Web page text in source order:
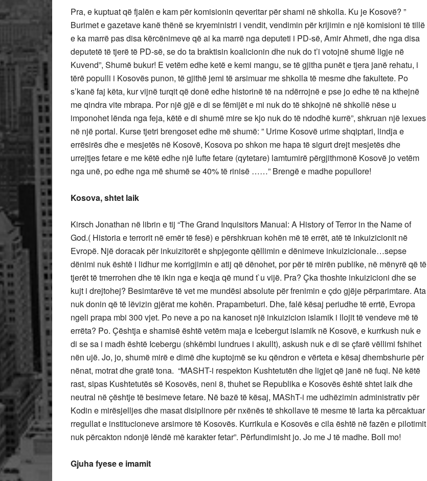
Pra, e kuptuat që fjalën e kam për komisionin qeveritar për shami në shkolla. Ku je Kosovë? ”
Burimet e gazetave kanë thënë se kryeministri i vendit, vendimin për krijimin e një komisioni të tillë
e ka marrë pas disa kërcënimeve që ai ka marrë nga deputeti i PD-së, Amir Ahmeti, dhe nga disa
deputetë të tjerë të PD-së, se do ta braktisin koalicionin dhe nuk do t’i votojnë shumë ligje në
Kuvend”, Shumë bukur! E vetëm edhe ketë e kemi mangu, se të gjitha punët e tjera janë rehatu, i
tërë populli i Kosovës punon, të gjithë jemi të arsimuar me shkolla të mesme dhe fakultete. Po
s’kanë faj këta, kur vijnë turqit që donë edhe historinë të na ndërrojnë e pse jo edhe të na kthejnë
me qindra vite mbrapa. Por një gjë e di se fëmijët e mi nuk do të shkojnë në shkollë nëse u
imponohet lënda nga feja, këtë e di shumë mire se kjo nuk do të ndodhë kurrë”, shkruan një lexues
në një portal. Kurse tjetri brengoset edhe më shumë: ” Urime Kosovë urime shqiptari, lindja e
errësirës dhe e mesjetës në Kosovë, Kosova po shkon me hapa të sigurt drejt mesjetës dhe
urrejtjes fetare e me këtë edhe një lufte fetare (qytetare) lamtumirë përgjithmonë Kosovë jo vetëm
nga unë, po edhe nga më shumë se 40% të rinisë ……” Brengë e madhe popullore!
Kosova, shtet laik
Kirsch Jonathan në librin e tij “The Grand Inquisitors Manual: A History of Terror in the Name of
God.( Historia e terrorit në emër të fesë) e përshkruan kohën më të errët, atë të inkuizicionit në
Evropë. Një doracak për inkuizitorët e shpjegonte qëllimin e dënimeve inkuizicionale…sepse
dënimi nuk është i lidhur me korrigjimin e atij që dënohet, por për të mirën publike, në mënyrë që të
tjerët të tmerrohen dhe të ikin nga e keqja që mund t`u vijë. Pra? Çka thoshte inkuizicioni dhe se
kujt i drejtohej? Besimtarëve të vet me mundësi absolute për frenimin e çdo gjëje përparimtare. Ata
nuk donin që të lëvizin gjërat me kohën. Prapambeturi. Dhe, falë kësaj periudhe të errtë, Evropa
ngeli prapa mbi 300 vjet. Po neve a po na kanoset një inkuizicion islamik i llojit të vendeve më të
errëta? Po. Çështja e shamisë është vetëm maja e Icebergut islamik në Kosovë, e kurrkush nuk e
di se sa i madh është Icebergu (shkëmbi lundrues i akullt), askush nuk e di se çfarë vëllimi fshihet
nën ujë. Jo, jo, shumë mirë e dimë dhe kuptojmë se ku qëndron e vërteta e kësaj dhembshurie për
nënat, motrat dhe gratë tona. “MASHT-i respekton Kushtetutën dhe ligjet që janë në fuqi. Në këtë
rast, sipas Kushtetutës së Kosovës, neni 8, thuhet se Republika e Kosovës është shtet laik dhe
neutral në çështje të besimeve fetare. Në bazë të kësaj, MAShT-i me udhëzimin administrativ për
Kodin e mirësjelljes dhe masat disiplinore për nxënës të shkollave të mesme të larta ka përcaktuar
rregullat e institucioneve arsimore të Kosovës. Kurrikula e Kosovës e cila është në fazën e pilotimit
nuk përcakton ndonjë lëndë më karakter fetar”. Përfundimisht jo. Jo me J të madhe. Boll mo!
Gjuha fyese e imamit